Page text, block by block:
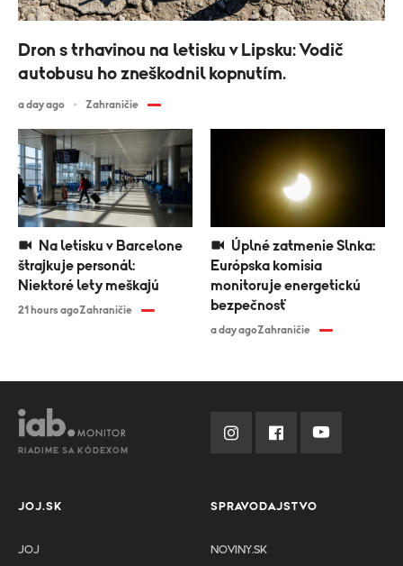
štrajkuje personál:
Niektoré lety meškajú
21 hours agoZahraničie
Európska komisia
monitoruje energetickú
bezpečnosť
a day agoZahraničie
Dron s trhavinou na letisku v Lipsku: Vodič
autobusu ho zneškodnil kopnutím.
a day ago Zahraničie
RIADIME SA KÓDEXOM
JOJ.SK
JOJ
SPRAVODAJSTVO
NOVINY.SK